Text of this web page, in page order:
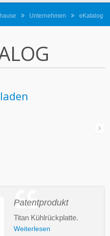
Unternehmen eKatalog
Patentprodukt
Titan Kühlrückplatte.
Weiterlesen